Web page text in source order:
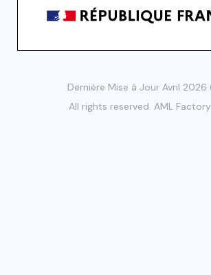
Dernière Mise à Jour Avril 2026
All rights reserved. AML